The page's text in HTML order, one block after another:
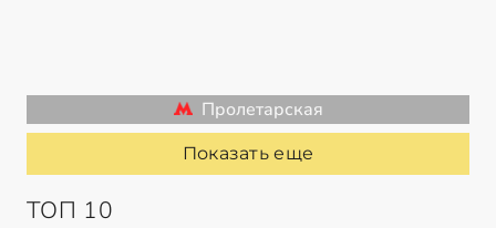
Пролетарская
Показать еще
ТОП 10